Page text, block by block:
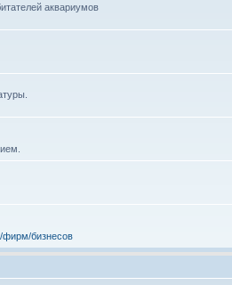
аквариумов
фирм/бизнесов